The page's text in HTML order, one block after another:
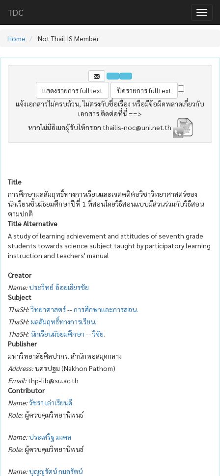
TDC
Home Not ThaiLIS Member
แจ้งเอกสารไม่ครบถ้วน, ไม่ตรงกับชื่อเรื่อง หรือมีข้อผิดพลาดเกี่ยวกับ
เอกสาร ติดต่อที่นี่ ==>
หากไม่มีอีเมลผู้รับให้กรอก thailis-noc@uni.net.th
Title
การศึกษาผลสัมฤทธิ์ทางการเรียนและเจตคติต่อวิชาวิทยาศาสตร์ของ
นักเรียนชั้นมัธยมศึกษาปีที่ 1 ที่สอนโดยวิธีสอนแบบมีส่วนร่วมกับวิธีสอน
ตามปกติ
Title Alternative
A study of learning achievement and attitudes of seventh grade
students towards science subject taught by participatory learning
instruction and teachers' manual
Creator
Name:ประวิทย์ อ้อยเธียรชัย
Subject
ThaSH:วิทยาศาสตร์--การศึกษาและการสอน.
ThaSH:ผลสัมฤทธิ์ทางการเรียน.
ThaSH:นักเรียนมัธยมศึกษา --วิจัย.
Publisher
มหาวิทยาลัยศิลปากร. สำนักหอสมุดกลาง
Address:นครปฐม (Nakhon Pathom)
Email:thp-lib@su.ac.th
Contributor
Name:วัชรา เล่าเรียนดี
Role:ผู้ควบคุมวิทยานิพนธ์
Name:ประเสริฐ มงคล
Role:ผู้ควบคุมวิทยานิพนธ์
Name:บุญญรัตน์ กมลรัตน์